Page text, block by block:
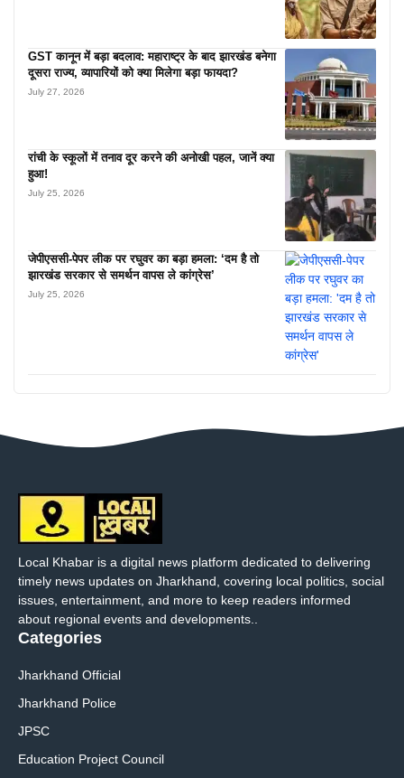
GST कानून में बड़ा बदलाव: महाराष्ट्र के बाद झारखंड बनेगा
दूसरा राज्य, व्यापारियों को क्या मिलेगा बड़ा फायदा?
July 27, 2026
रांची के स्कूलों में तनाव दूर करने की अनोखी पहल, जानें क्या
हुआ!
July 25, 2026
जेपीएससी-पेपर लीक पर रघुवर का बड़ा हमला: ‘दम है तो
झारखंड सरकार से समर्थन वापस ले कांग्रेस’
July 25, 2026
Local Khabar is a digital news platform dedicated to delivering
timely news updates on Jharkhand, covering local politics, social
issues, entertainment, and more to keep readers informed
about regional events and developments..
Categories
Jharkhand Official
Jharkhand Police
JPSC
Education Project Council